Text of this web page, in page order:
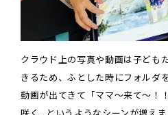
クラウド上の写真や動画は子ども
きるため、ふとした時にフォルダ
動画が出てきて「ママ～来て～！